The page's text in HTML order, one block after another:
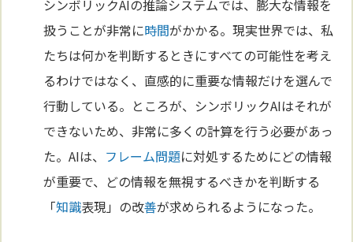
シンボリックAIの推論システムでは、膨大な情報を
扱うことが非常に時間がかかる。現実世界では、私
たちは何かを判断するときにすべての可能性を考え
るわけではなく、直感的に重要な情報だけを選んで
行動している。ところが、シンボリックAIはそれが
できないため、非常に多くの計算を行う必要があっ
た。AIは、 フレーム問題に対処するためにどの情報
が重要で、どの情報を無視するべきかを判断する
「知識表現」の改善が求められるようになった。